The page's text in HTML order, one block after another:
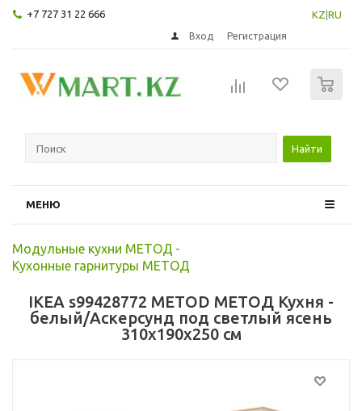
+7 727 31 22 666 KZ RU
Вход Регистрация
Найти
МЕНЮ
Модульные кухни МЕТОД -
Кухонные гарнитуры МЕТОД
IKEA s99428772 METOD МЕТОД Кухня -
белый/Аскерсунд под светлый ясень
310x190x250 см